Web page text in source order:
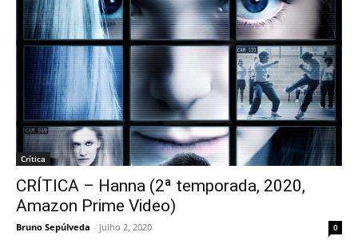
Crítica
CRÍTICA – Hanna (2ª temporada, 2020,
Amazon Prime Video)
Bruno Sepúlveda - julho 2, 2020 0